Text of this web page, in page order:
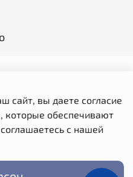
сайт, вы даете согласие
которые обеспечивают
с нашей